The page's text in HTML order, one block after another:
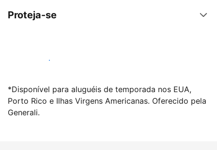
Proteja-se
Anunciar conosco
*Disponível para aluguéis de temporada nos EUA,
Porto Rico e Ilhas Virgens Americanas. Oferecido pela
Generali.